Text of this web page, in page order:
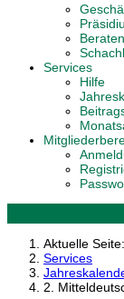
Services
Hilfe
Aktuelle Seite:
Services
2.